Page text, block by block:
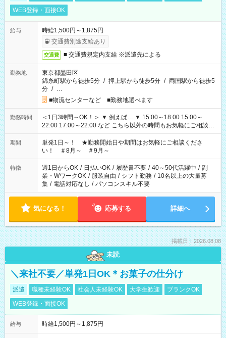
WEB登録・面接OK
給与
時給1,500円～1,875円
交通費別途支給あり
交通費 ■ 交通費規定内支給 ※派遣先による
勤務地
東京都墨田区
錦糸町駅から徒歩5分 / 押上駅から徒歩5分 / 両国駅から徒歩5
分 / …
■物流センターなど ■勤務地選べます
勤務時間
＜1日3時間～OK！＞ ▼ 例えば… ▼ 15:00～18:00 15:00～
22:00 17:00～22:00 など こちら以外の時間もお気軽にご相談く
ださい！
期間
単発1日～！ ★勤務開始日や期間はお気軽にご相談くださ
い！ ＃8月～ ＃9月～
特徴 週1日からOK / 日払いOK / 履歴書不要 / 40～50代活躍中 / 副
業・WワークOK / 服装自由 / シフト勤務 / 10名以上の大量募
集 / 電話対応なし / パソコンスキル不要
気になる！ 応募する 詳細へ
掲載日：2026.08.08
未読
＼来社不要／単発1日OK＊お菓子の仕分け
派遣 職種未経験OK 社会人未経験OK 大学生歓迎
ブランクOK
WEB登録・面接OK
給与 時給1,500円～1,875円